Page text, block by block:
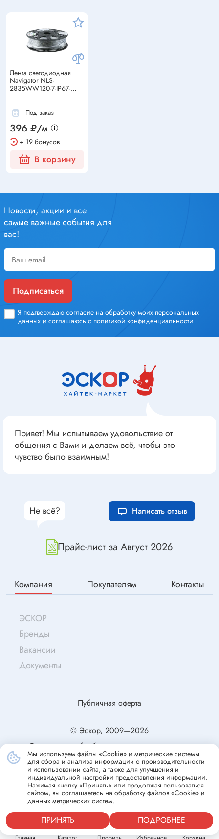
Лента светодиодная
Navigator NLS-
2835WW120-7-IP67-
Под заказ
396 ₽/м
+ 19 бонусов
В корзину
Новости, акции и все
самые важные события для
вас!
Подписаться
Я подтверждаю согласие на обработку моих персональных
данных и соглашаюсь с политикой конфиденциальности
Привет! Мы испытываем удовольствие от
общения с Вами и делаем всё, чтобы это
чувство было взаимным!
Прайс-лист за Август 2026
Не всё? Написать отзыв
Компания Покупателям Контакты
ЭСКОР
Бренды
Вакансии
Документы
© Эскор, 2009—2026
Согласие на обработку персональных данных
Политика конфиденциальности
Публичная оферта
Мы используем файлы «Cookie» и метрические системы
для сбора и анализа информации о производительности
и использовании сайта, а также для улучшения и
индивидуальной настройки предоставления информации.
Нажимая кнопку «Принять» или продолжая пользоваться
сайтом, вы соглашаетесь на обработку файлов «Cookie» и
данных метрических систем.
ПРИНЯТЬ ПОДРОБНЕЕ